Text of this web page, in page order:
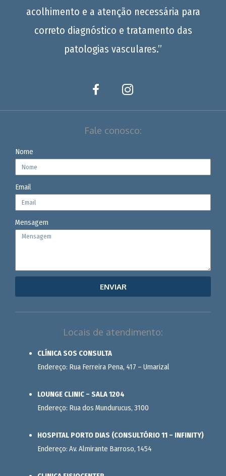
acolhimento e a atenção necessária para
correto diagnóstico e tratamento das
patologias vasculares.”
Fale conosco:
Nome
Email
Mensagem
ENVIAR
Locais de atendimento:
CLÍNICA SOS CONSULTA
Endereço: Rua Ferreira Pena, 417 – Umarizal
LOUNGE CLINIC – SALA 1204
Endereço: Rua dos Mundurucus, 3100
HOSPITAL PORTO DIAS (CONSULTÓRIO 11 – INFINITY)
Endereço: Av. Almirante Barroso, 1454